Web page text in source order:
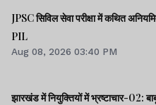
JPSC सिविल सेवा परीक्षा में कथित
PIL
Aug 08, 2026 03:40 PM
झारखंड में नियुक्तियों में भ्रष्टाचार-02: